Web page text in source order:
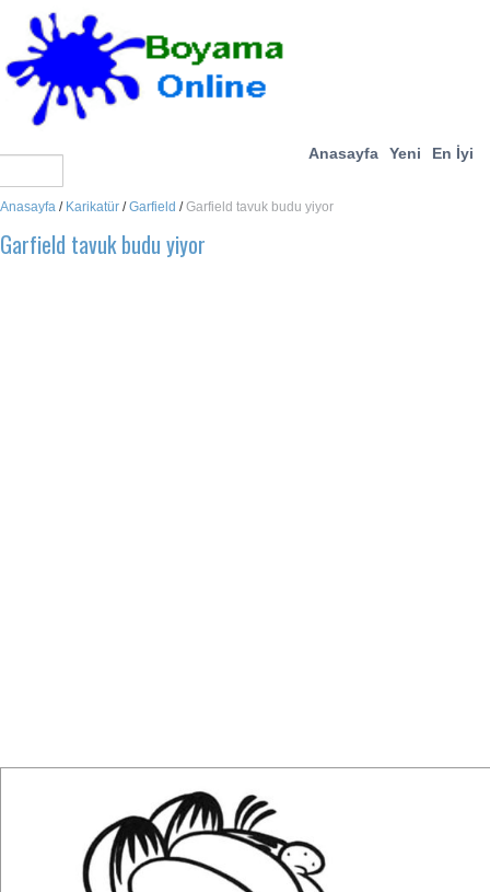
Anasayfa Yeni En İyi
Anasayfa / Karikatür /Garfield /Garfield tavuk budu yiyor
Garfield tavuk budu yiyor